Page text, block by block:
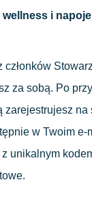
wellness i
członków
za sobą. Po
zarejestrujesz na
w Twoim
unikalnym